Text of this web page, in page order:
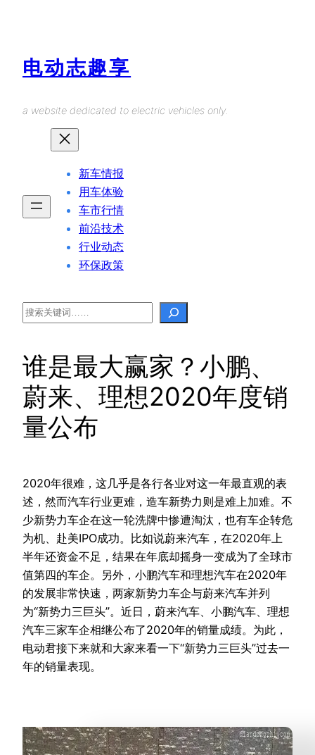
电动志趣享
a website dedicated to electric vehicles only.
新车情报
用车体验
车市行情
前沿技术
行业动态
环保政策
Search
谁是最大赢家？小鹏、
蔚来、理想2020年度销
量公布
2020年很难，这几乎是各行各业对这一年最直观的表
述，然而汽车行业更难，造车新势力则是难上加难。不
少新势力车企在这一轮洗牌中惨遭淘汰，也有车企转危
为机、赴美IPO成功。比如说蔚来汽车，在2020年上
半年还资金不足，结果在年底却摇身一变成为了全球市
值第四的车企。另外，小鹏汽车和理想汽车在2020年
的发展非常快速，两家新势力车企与蔚来汽车并列
为“新势力三巨头”。近日，蔚来汽车、小鹏汽车、理想
汽车三家车企相继公布了2020年的销量成绩。为此，
电动君接下来就和大家来看一下“新势力三巨头”过去一
年的销量表现。